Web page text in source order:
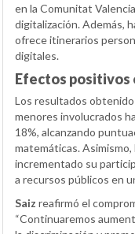
en la Comunitat
digitalización. Además,
ofrece itinerarios
digitales.
Efectos positivos
Los resultados
menores involucrados
18%, alcanzando
matemáticas.
incrementado su
a recursos públicos en
Saiz reafirmó el
“Continuaremos